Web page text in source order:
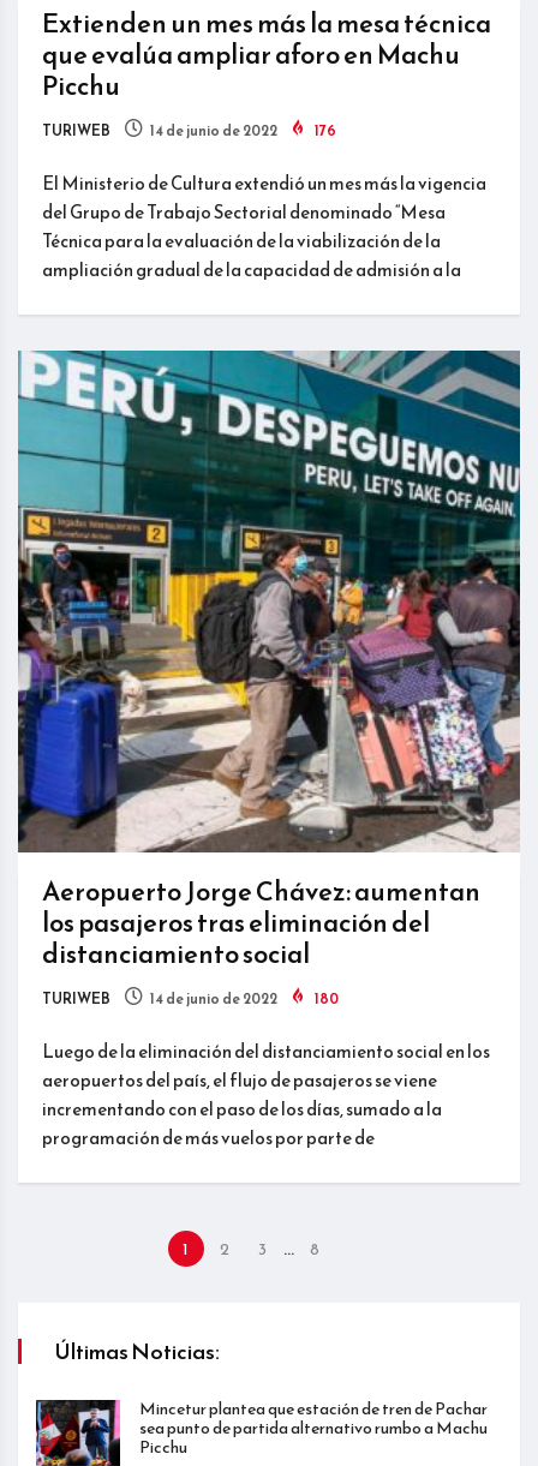
Extienden un mes más la mesa técnica
que evalúa ampliar aforo en Machu
Picchu
TURIWEB 14 de junio de 2022 176
El Ministerio de Cultura extendió un mes más la vigencia
del Grupo de Trabajo Sectorial denominado “Mesa
Técnica para la evaluación de la viabilización de la
ampliación gradual de la capacidad de admisión a la
Aeropuerto Jorge Chávez: aumentan
los pasajeros tras eliminación del
distanciamiento social
TURIWEB 14 de junio de 2022 180
Luego de la eliminación del distanciamiento social en los
aeropuertos del país, el flujo de pasajeros se viene
incrementando con el paso de los días, sumado a la
programación de más vuelos por parte de
1 2 3 … 8
Últimas Noticias:
Mincetur plantea que estación de tren de Pachar
sea punto de partida alternativo rumbo a Machu
Picchu